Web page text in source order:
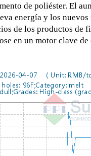
de poliéster. El
energía y los
de los productos de
en un motor clave